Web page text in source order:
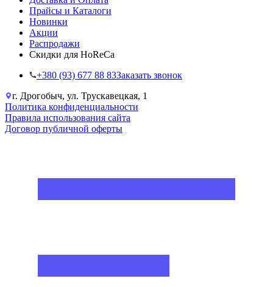
Прайсы и Каталоги
Новинки
Акции
Распродажи
Скидки для HoReCa
+38‎0 (93) 677 88 83Заказать звонок
г. Дрогобыч, ул. Трускавецкая, 1
Политика конфиденциальности
Правила использования сайта
Договор публичной оферты